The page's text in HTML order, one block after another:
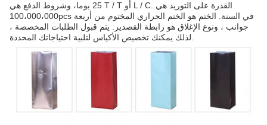
25 يوما، وشروط الدفع هي T / T أو L / C. القدرة على التوريد هي
100،000،000pcs في السنة. الختم هو الختم الحراري المختوم من أربعة
جوانب ، ونوع الإغلاق هو رابطة القصدير. يتم قبول الطلبات المخصصة ،